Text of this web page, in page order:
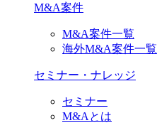
M&A案件
M&A案件一覧
海外M&A案件一覧
セミナー・ナレッジ
セミナー
M&Aとは